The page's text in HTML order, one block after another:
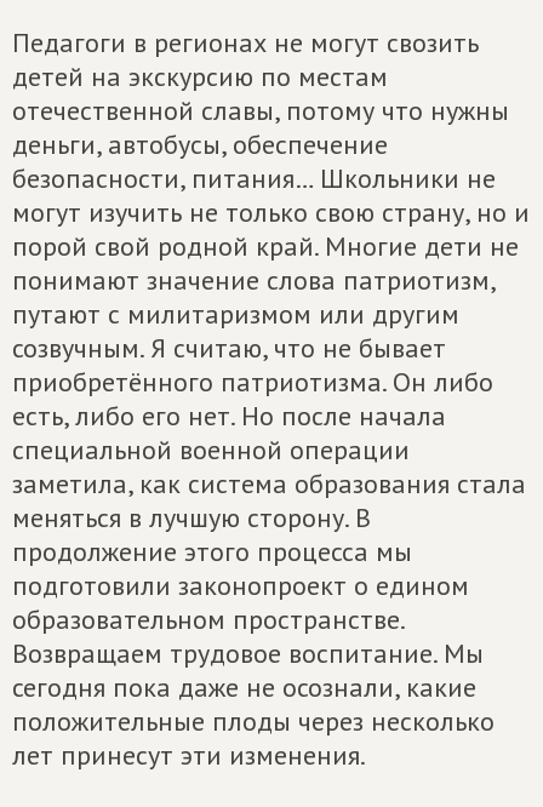
Педагоги в регионах не могут свозить
детей на экскурсию по местам
отечественной славы, потому что нужны
деньги, автобусы, обеспечение
безопасности, питания… Школьники не
могут изучить не только свою страну, но и
порой свой родной край. Многие дети не
понимают значение слова патриотизм,
путают с милитаризмом или другим
созвучным. Я считаю, что не бывает
приобретённого патриотизма. Он либо
есть, либо его нет. Но после начала
специальной военной операции
заметила, как система образования стала
меняться в лучшую сторону. В
продолжение этого процесса мы
подготовили законопроект о едином
образовательном пространстве.
Возвращаем трудовое воспитание. Мы
сегодня пока даже не осознали, какие
положительные плоды через несколько
лет принесут эти изменения.